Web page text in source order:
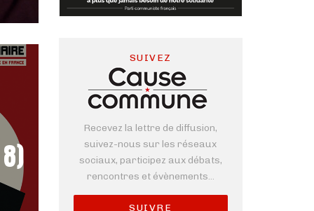
SUIVEZ
Recevez la lettre de diffusion,
suivez-nous sur les réseaux
sociaux, participez aux débats,
rencontres et évènements...
SUIVRE